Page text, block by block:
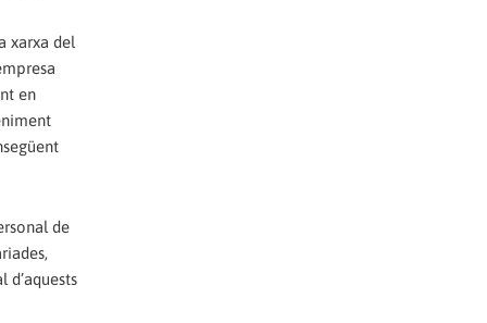
xarxa del
en
de
d’aquests